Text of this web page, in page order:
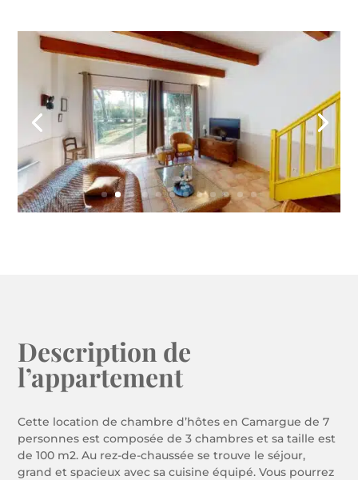
Description de
l’appartement
Cette location de chambre d’hôtes en Camargue de 7
personnes est composée de 3 chambres et sa taille est
de 100 m2. Au rez-de-chaussée se trouve le séjour,
grand et spacieux avec sa cuisine équipé. Vous pourrez